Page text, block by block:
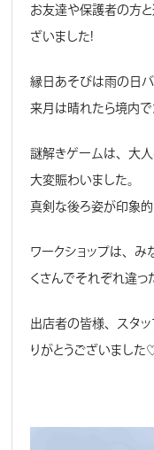
お友達や保護者の方
ざいました！
縁日あそびは雨の日バ
来月は晴れたら境内
謎解きゲームは、大
大変賑わいました。
真剣な後ろ姿が印象的
ワークショップは、
くさんでそれぞれ違っ
出店者の皆様、スタ
りがとうございました